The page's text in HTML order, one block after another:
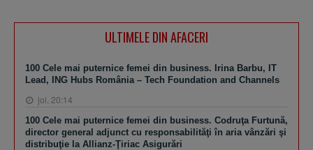
ULTIMELE DIN AFACERI
100 Cele mai puternice femei din business. Irina Barbu, IT
Lead, ING Hubs România – Tech Foundation and Channels
joi, 20:14
100 Cele mai puternice femei din business. Codruţa Furtună,
director general adjunct cu responsabilităţi în aria vânzări şi
distribuţie la Allianz-Ţiriac Asigurări